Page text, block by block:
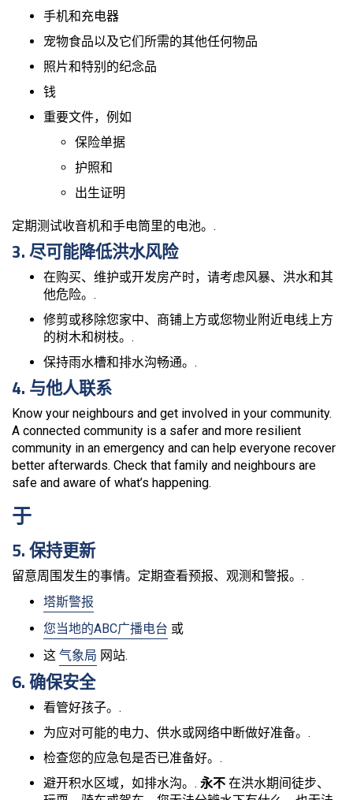
手机和充电器
宠物食品以及它们所需的其他任何物品
照片和特别的纪念品
钱
重要文件，例如
保险单据
护照和
出生证明
定期测试收音机和手电筒里的电池。.
3. 尽可能降低洪水风险
在购买、维护或开发房产时，请考虑风暴、洪水和其
他危险。.
修剪或移除您家中、商铺上方或您物业附近电线上方
的树木和树枝。.
保持雨水槽和排水沟畅通。.
4. 与他人联系
Know your neighbours and get involved in your community.
A connected community is a safer and more resilient
community in an emergency and can help everyone recover
better afterwards. Check that family and neighbours are
safe and aware of what’s happening.
于
5. 保持更新
留意周围发生的事情。定期查看预报、观测和警报。.
塔斯警报
您当地的ABC广播电台 或
这 气象局 网站.
6. 确保安全
看管好孩子。.
为应对可能的电力、供水或网络中断做好准备。.
检查您的应急包是否已准备好。.
避开积水区域，如排水沟。. 永不 在洪水期间徒步、